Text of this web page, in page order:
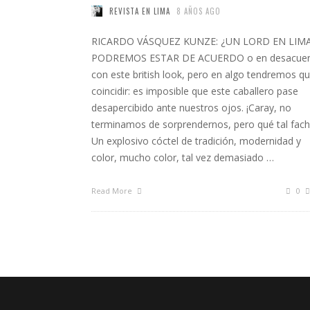
REVISTA EN LIMA 8 AÑOS AGO
RICARDO VÁSQUEZ KUNZE: ¿UN LORD EN
PODREMOS ESTAR DE ACUERDO o en
con este british look, pero en algo tendremos
coincidir: es imposible que este caballero pase
desapercibido ante nuestros ojos. ¡Caray, no
terminamos de sorprendernos, pero qué tal
Un explosivo cóctel de tradición, modernidad y
color, mucho color, tal vez demasiado …
Read More 0